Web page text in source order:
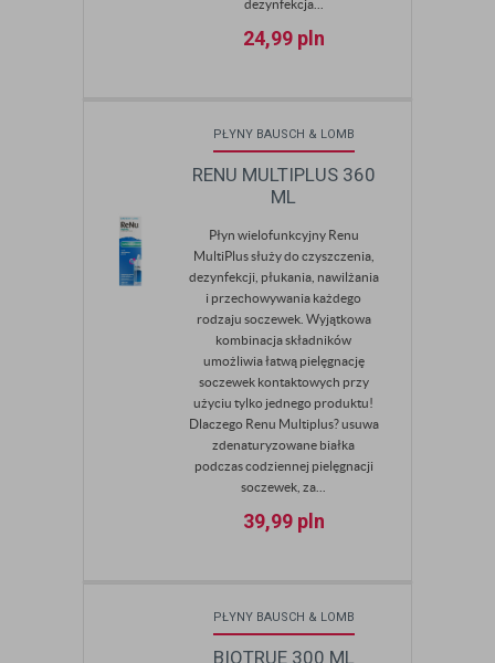
dezynfekcja...
24,99 pln
PŁYNY BAUSCH & LOMB
RENU MULTIPLUS 360
ML
Płyn wielofunkcyjny Renu
MultiPlus służy do czyszczenia,
dezynfekcji, płukania, nawilżania
i przechowywania każdego
rodzaju soczewek. Wyjątkowa
kombinacja składników
umożliwia łatwą pielęgnację
soczewek kontaktowych przy
użyciu tylko jednego produktu!
Dlaczego Renu Multiplus? usuwa
zdenaturyzowane białka
podczas codziennej pielęgnacji
soczewek, za...
39,99 pln
PŁYNY BAUSCH & LOMB
BIOTRUE 300 ML